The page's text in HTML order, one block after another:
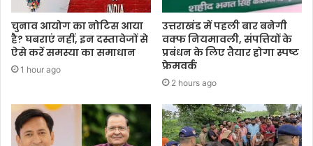
चुनाव आयोग का नोटिस आया
है? घबराएं नहीं, इन दस्तावेजों से
ऐसे करें समस्या का समाधान
1 hour ago
उत्तराखंड में पहली बार बनेगी
वक्फ नियमावली, संपत्तियों के
प्रबंधन के लिए तैयार होगा स्पष्ट
फ्रेमवर्क
2 hours ago